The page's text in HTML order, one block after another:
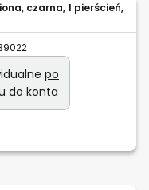
czarna, 1 pierścień,
po
do konta